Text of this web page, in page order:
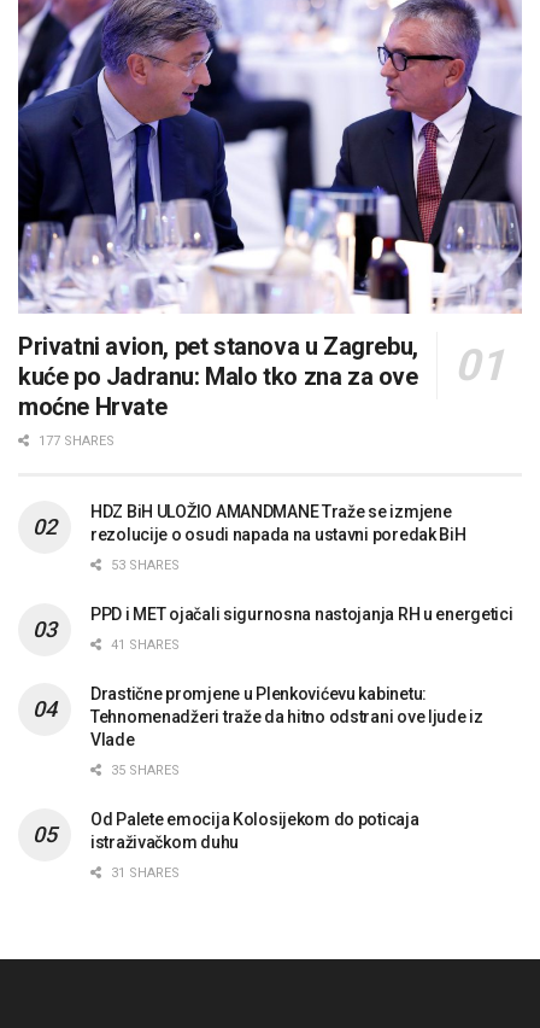
Privatni avion, pet stanova u Zagrebu,
kuće po Jadranu: Malo tko zna za ove
moćne Hrvate
177 SHARES
HDZ BiH ULOŽIO AMANDMANE Traže se izmjene
rezolucije o osudi napada na ustavni poredak BiH
53 SHARES
PPD i MET ojačali sigurnosna nastojanja RH u energetici
41 SHARES
Drastične promjene u Plenkovićevu kabinetu:
Tehnomenadžeri traže da hitno odstrani ove ljude iz
Vlade
35 SHARES
Od Palete emocija Kolosijekom do poticaja
istraživačkom duhu
31 SHARES